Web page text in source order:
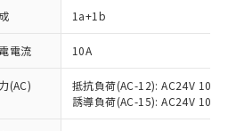
1a+1b
電流 10A
(AC)
抵抗負荷(AC-12): AC24V 10A/
誘導負荷(AC-15): AC24V
RoHS指令（10物質）の
指令（10物質）の非含